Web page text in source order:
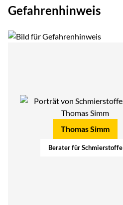
Gefahrenhinweis
Thomas Simm
Berater für Schmierstoffe